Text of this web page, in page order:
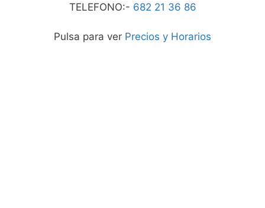
TELEFONO:- 682 21 36 86
Pulsa para ver Precios y Horarios